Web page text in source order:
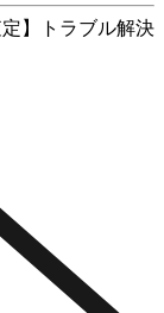
】トラブル解決